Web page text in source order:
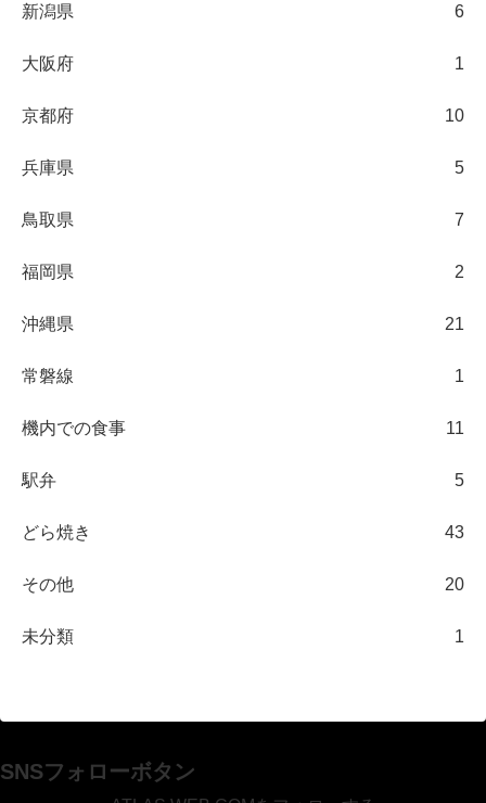
新潟県 6
大阪府 1
京都府 10
兵庫県 5
鳥取県 7
福岡県 2
沖縄県 21
常磐線 1
機内での食事 11
駅弁 5
どら焼き 43
その他 20
未分類 1
SNSフォローボタン